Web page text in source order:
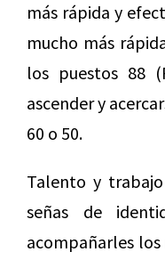
más rápida y
mucho más
los puestos 88
ascender y
60 o 50.
Talento y
señas de
acompañarles los